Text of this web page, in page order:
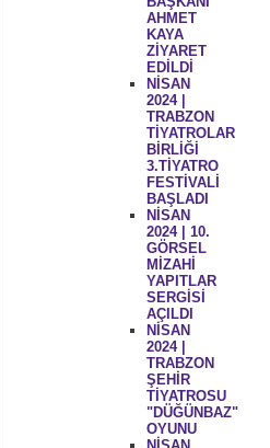
AHMET
KAYA
ZİYARET
EDİLDİ
NİSAN
2024 |
TRABZON
TİYATROLAR
BİRLİĞİ
3.TİYATRO
FESTİVALİ
BAŞLADI
NİSAN
2024 | 10.
GÖRSEL
MİZAHİ
YAPITLAR
SERGİSİ
AÇILDI
NİSAN
2024 |
TRABZON
ŞEHİR
TİYATROSU
"DÜĞÜNBAZ"
OYUNU